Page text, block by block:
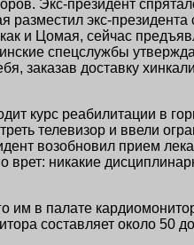
Экс-президент
экс-президента
и Цомая, сейчас
спецслужбы
заказав доставку
курс реабилитации в
телевизор и ввели
возобновил прием
врет: никакие
им в палате
составляет около 50